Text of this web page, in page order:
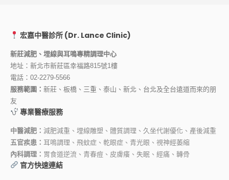
宏嘉中醫診所 (Dr. Lance Clinic)
新莊減肥、埋線與耳鳴專精調理中心
地址：新北市新莊區幸福路815號1樓
電話： 02-2279-5566
服務範圍： 新莊、板橋、三重、泰山、新北、台北及全台遠道而來的朋
友
專業醫療服務
中醫減肥： 減肥減重、埋線雕塑、體質調理、久坐代謝優化、產後減重
五官疾患： 耳鳴調理、飛蚊症、乾眼症、青光眼、視神經萎縮
內科調理： 胃食道逆流、青春痘、皮膚癢、失眠、經痛、轉骨
官方快速連結